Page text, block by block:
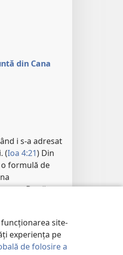
site-
experiența pe
de folosire a
din Cana
i s-a adresat
(Ioa 4:21) Din
formulă de
După ce
ar fi folosit
15) Pe stâlpul
apelativ